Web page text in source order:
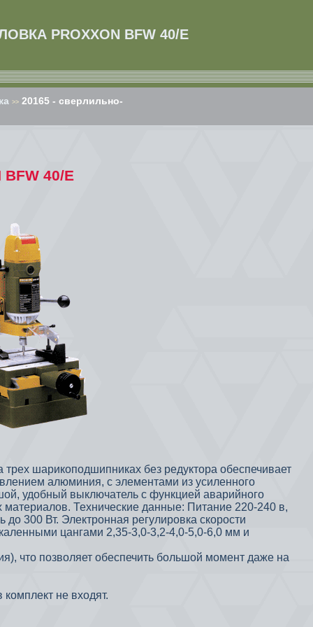
PROXXON BFW 40/Е
>> 20165 - сверлильно-
BFW 40/Е
шарикоподшипниках без редуктора обеспечивает
алюминия, с элементами из усиленного
удобный выключатель с функцией аварийного
Технические данные: Питание 220-240 в,
300 Вт. Электронная регулировка скорости
цангами 2,35-3,0-3,2-4,0-5,0-6,0 мм и
что позволяет обеспечить большой момент даже на
не входят.